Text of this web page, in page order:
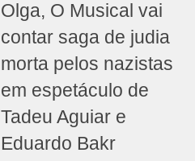
Olga, O Musical vai
contar saga de judia
morta pelos nazistas
em espetáculo de
Tadeu Aguiar e
Eduardo Bakr